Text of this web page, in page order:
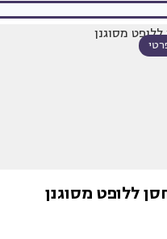
ללופט מסוגנן